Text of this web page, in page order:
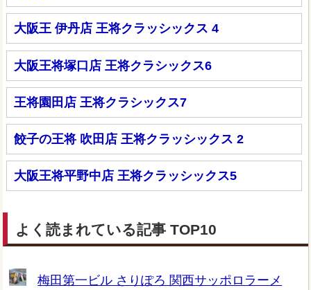
大阪王 伊丹店 王将クラッシックス 4
大阪王将塚口店 王将クラシックス6
王将園田店 王将クラシックス7
餃子の王将 吹田店 王将クラッシックス 2
大阪王将平野中店 王将クラッシックス5
よく読まれている記事 TOP10
梅田第一ビル さりぽろ 関西サッポロラーメ